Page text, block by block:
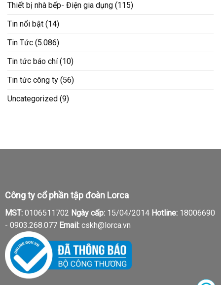
Thiết bị nhà bếp- Điện gia dụng (115)
Tin nổi bật (14)
Tin Tức (5.086)
Tin tức báo chí(10)
Tin tức công ty (56)
Uncategorized (9)
Công ty cổ phần tập đoàn Lorca
MST:0106511702 Ngày cấp:15/04/2014 Hotline:18006690
- 0903.268.077 Email:cskh@lorca.vn